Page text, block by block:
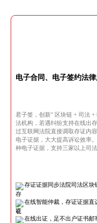
电子合同、电子签约法
君子签，创新“ 区块链 + 司法
法机构，若遇纠纷支持在线出
过互联网法院直接调取存证内
电子证据，大大提高诉讼效率
种电子证据，支持三家以上司
存证证据同步法院司法区
在线智能仲裁，存证证据直
在线出证，足不出户证书邮